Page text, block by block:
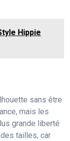
Hippie
sans être
mais les
grande liberté
tailles, car